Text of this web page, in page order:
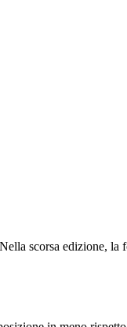
scorsa edizione, la